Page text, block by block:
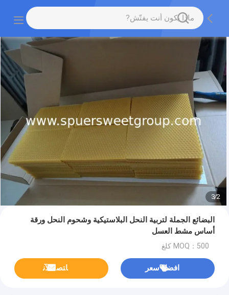
2
/
3
البضائع الجملة لتربية النحل البلاستيكية وشحوم النحل ورقة
أساس مشط العسل
MOQ：500 كلغ
افضل سعر ﺎﺘﺼﻟ ﺍﻶﻧ